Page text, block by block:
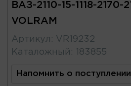
ВАЗ-2110-15-1118-2170-
VOLRAM
Артикул : VR19232
Каталожный : 183855
Напомнить о поступлении